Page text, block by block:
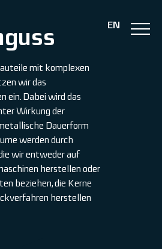
EN
mit komplexen
wir das
ein. Dabei wird das
Wirkung der
Dauerform
werden durch
wir entweder auf
herstellen oder
beziehen, die Kerne
herstellen